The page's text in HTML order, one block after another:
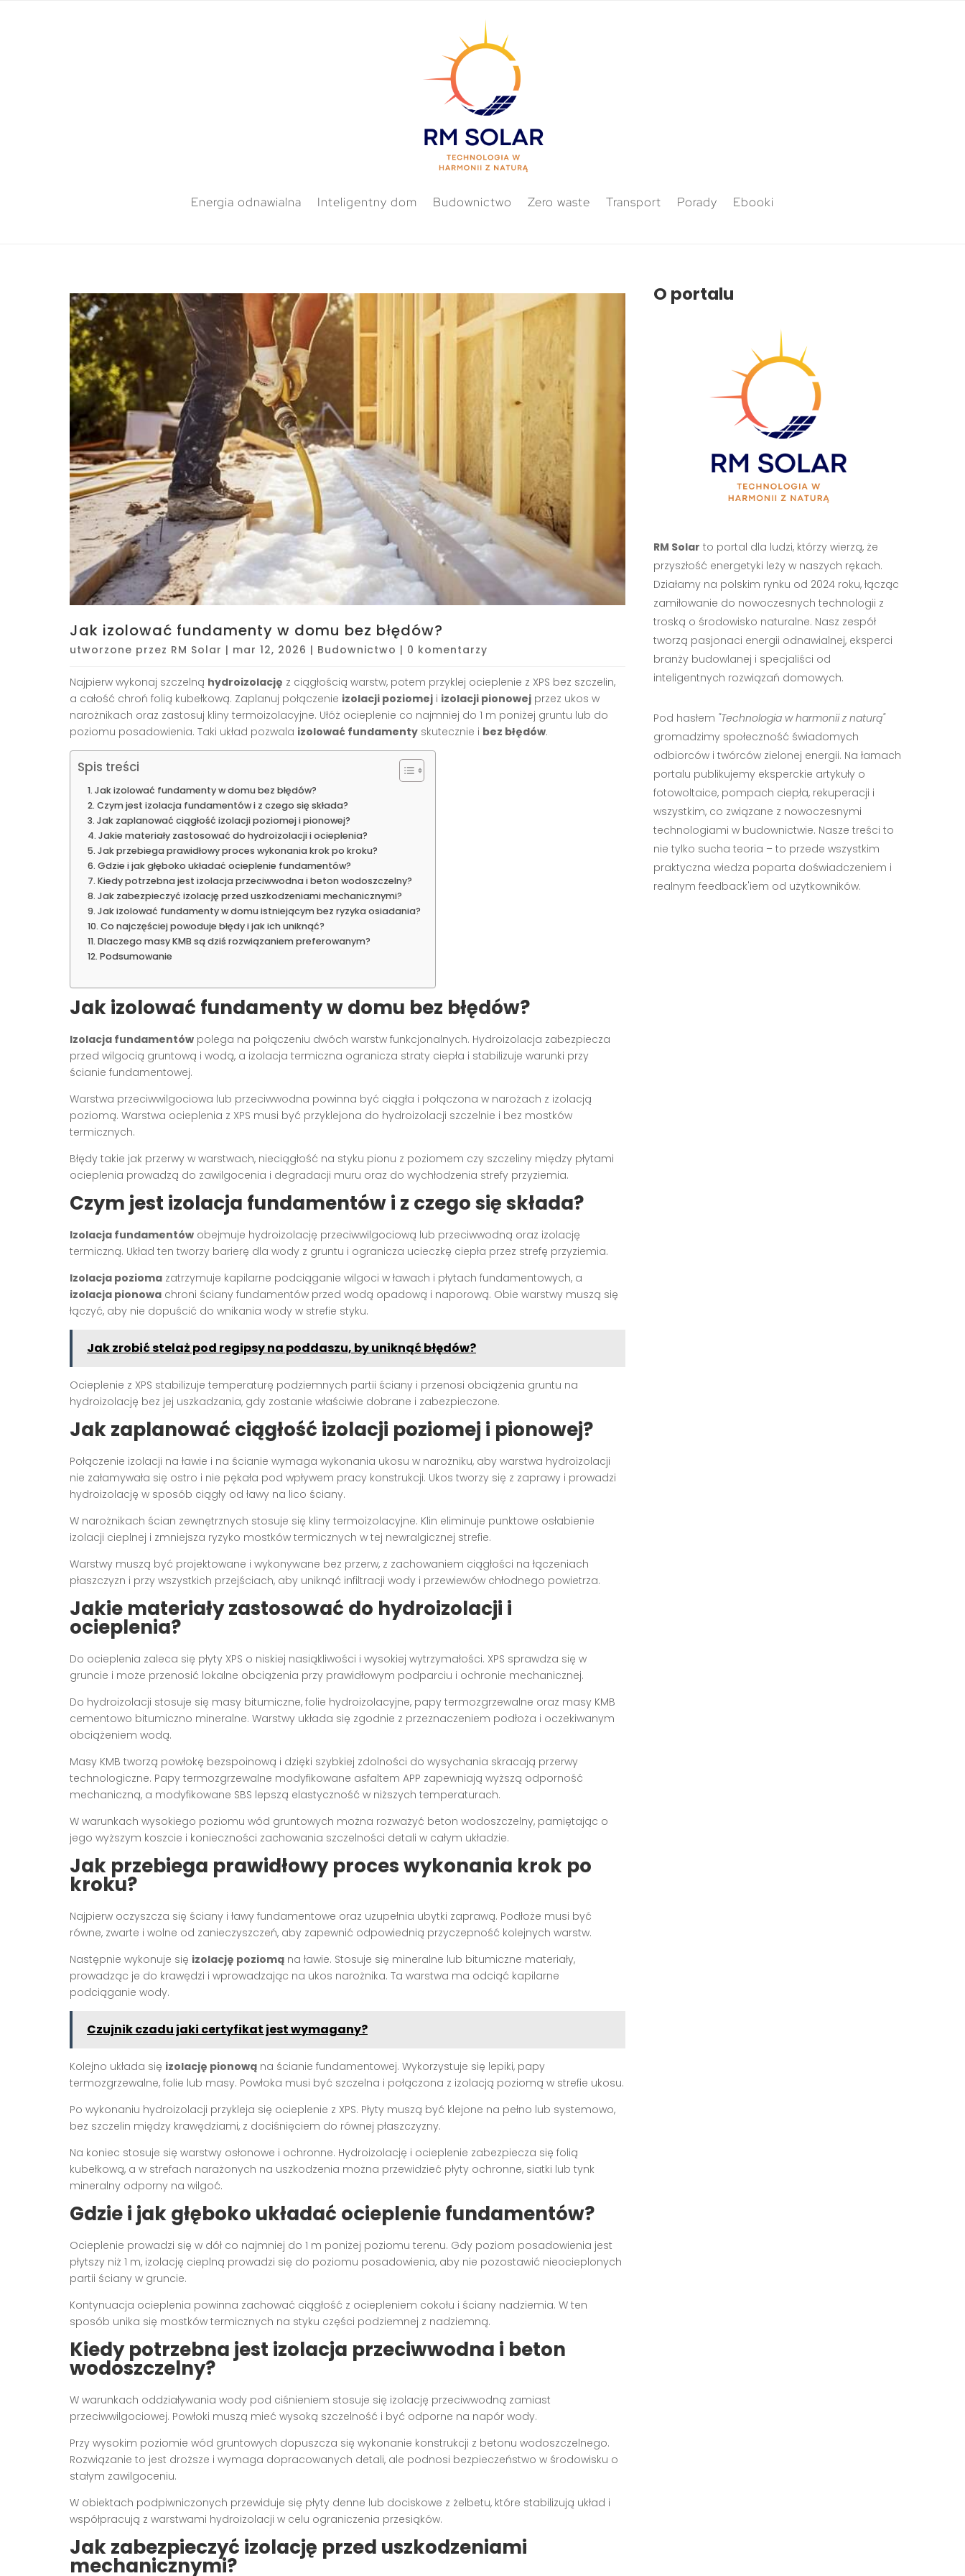
Energia odnawialna Inteligentny dom Budownictwo Zero waste Transport Porady Ebooki
Jak izolować fundamenty w domu bez błędów?
utworzone przez RM Solar | mar 12, 2026 | Budownictwo | 0 komentarzy
Najpierw wykonaj szczelną hydroizolację z ciągłością warstw, potem przyklej ocieplenie z XPS bez szczelin,
a całość chroń folią kubełkową. Zaplanuj połączenie izolacji poziomej i izolacji pionowej przez ukos w
narożnikach oraz zastosuj kliny termoizolacyjne. Ułóż ocieplenie co najmniej do 1 m poniżej gruntu lub do
poziomu posadowienia. Taki układ pozwala izolować fundamenty skutecznie i bez błędów.
Spis treści
Jak izolować fundamenty w domu bez błędów?
Czym jest izolacja fundamentów i z czego się składa?
Jak zaplanować ciągłość izolacji poziomej i pionowej?
Jakie materiały zastosować do hydroizolacji i ocieplenia?
Jak przebiega prawidłowy proces wykonania krok po kroku?
Gdzie i jak głęboko układać ocieplenie fundamentów?
Kiedy potrzebna jest izolacja przeciwwodna i beton wodoszczelny?
Jak zabezpieczyć izolację przed uszkodzeniami mechanicznymi?
Jak izolować fundamenty w domu istniejącym bez ryzyka osiadania?
Co najczęściej powoduje błędy i jak ich uniknąć?
Dlaczego masy KMB są dziś rozwiązaniem preferowanym?
Podsumowanie
Jak izolować fundamenty w domu bez błędów?
Izolacja fundamentów polega na połączeniu dwóch warstw funkcjonalnych. Hydroizolacja zabezpiecza
przed wilgocią gruntową i wodą, a izolacja termiczna ogranicza straty ciepła i stabilizuje warunki przy
ścianie fundamentowej.
Warstwa przeciwwilgociowa lub przeciwwodna powinna być ciągła i połączona w narożach z izolacją
poziomą. Warstwa ocieplenia z XPS musi być przyklejona do hydroizolacji szczelnie i bez mostków
termicznych.
Błędy takie jak przerwy w warstwach, nieciągłość na styku pionu z poziomem czy szczeliny między płytami
ocieplenia prowadzą do zawilgocenia i degradacji muru oraz do wychłodzenia strefy przyziemia.
Czym jest izolacja fundamentów i z czego się składa?
Izolacja fundamentów obejmuje hydroizolację przeciwwilgociową lub przeciwwodną oraz izolację
termiczną. Układ ten tworzy barierę dla wody z gruntu i ogranicza ucieczkę ciepła przez strefę przyziemia.
Izolacja pozioma zatrzymuje kapilarne podciąganie wilgoci w ławach i płytach fundamentowych, a
izolacja pionowa chroni ściany fundamentów przed wodą opadową i naporową. Obie warstwy muszą się
łączyć, aby nie dopuścić do wnikania wody w strefie styku.
Jak zrobić stelaż pod regipsy na poddaszu, by uniknąć błędów?
Ocieplenie z XPS stabilizuje temperaturę podziemnych partii ściany i przenosi obciążenia gruntu na
hydroizolację bez jej uszkadzania, gdy zostanie właściwie dobrane i zabezpieczone.
Jak zaplanować ciągłość izolacji poziomej i pionowej?
Połączenie izolacji na ławie i na ścianie wymaga wykonania ukosu w narożniku, aby warstwa hydroizolacji
nie załamywała się ostro i nie pękała pod wpływem pracy konstrukcji. Ukos tworzy się z zaprawy i prowadzi
hydroizolację w sposób ciągły od ławy na lico ściany.
W narożnikach ścian zewnętrznych stosuje się kliny termoizolacyjne. Klin eliminuje punktowe osłabienie
izolacji cieplnej i zmniejsza ryzyko mostków termicznych w tej newralgicznej strefie.
Warstwy muszą być projektowane i wykonywane bez przerw, z zachowaniem ciągłości na łączeniach
płaszczyzn i przy wszystkich przejściach, aby uniknąć infiltracji wody i przewiewów chłodnego powietrza.
Jakie materiały zastosować do hydroizolacji i
ocieplenia?
Do ocieplenia zaleca się płyty XPS o niskiej nasiąkliwości i wysokiej wytrzymałości. XPS sprawdza się w
gruncie i może przenosić lokalne obciążenia przy prawidłowym podparciu i ochronie mechanicznej.
Do hydroizolacji stosuje się masy bitumiczne, folie hydroizolacyjne, papy termozgrzewalne oraz masy KMB
cementowo bitumiczno mineralne. Warstwy układa się zgodnie z przeznaczeniem podłoża i oczekiwanym
obciążeniem wodą.
Masy KMB tworzą powłokę bezspoinową i dzięki szybkiej zdolności do wysychania skracają przerwy
technologiczne. Papy termozgrzewalne modyfikowane asfaltem APP zapewniają wyższą odporność
mechaniczną, a modyfikowane SBS lepszą elastyczność w niższych temperaturach.
W warunkach wysokiego poziomu wód gruntowych można rozważyć beton wodoszczelny, pamiętając o
jego wyższym koszcie i konieczności zachowania szczelności detali w całym układzie.
Jak przebiega prawidłowy proces wykonania krok po
kroku?
Najpierw oczyszcza się ściany i ławy fundamentowe oraz uzupełnia ubytki zaprawą. Podłoże musi być
równe, zwarte i wolne od zanieczyszczeń, aby zapewnić odpowiednią przyczepność kolejnych warstw.
Następnie wykonuje się izolację poziomą na ławie. Stosuje się mineralne lub bitumiczne materiały,
prowadząc je do krawędzi i wprowadzając na ukos narożnika. Ta warstwa ma odciąć kapilarne
podciąganie wody.
Czujnik czadu jaki certyfikat jest wymagany?
Kolejno układa się izolację pionową na ścianie fundamentowej. Wykorzystuje się lepiki, papy
termozgrzewalne, folie lub masy. Powłoka musi być szczelna i połączona z izolacją poziomą w strefie ukosu.
Po wykonaniu hydroizolacji przykleja się ocieplenie z XPS. Płyty muszą być klejone na pełno lub systemowo,
bez szczelin między krawędziami, z dociśnięciem do równej płaszczyzny.
Na koniec stosuje się warstwy osłonowe i ochronne. Hydroizolację i ocieplenie zabezpiecza się folią
kubełkową, a w strefach narażonych na uszkodzenia można przewidzieć płyty ochronne, siatki lub tynk
mineralny odporny na wilgoć.
Gdzie i jak głęboko układać ocieplenie fundamentów?
Ocieplenie prowadzi się w dół co najmniej do 1 m poniżej poziomu terenu. Gdy poziom posadowienia jest
płytszy niż 1 m, izolację cieplną prowadzi się do poziomu posadowienia, aby nie pozostawić nieocieplonych
partii ściany w gruncie.
Kontynuacja ocieplenia powinna zachować ciągłość z ociepleniem cokołu i ściany nadziemia. W ten
sposób unika się mostków termicznych na styku części podziemnej z nadziemną.
Kiedy potrzebna jest izolacja przeciwwodna i beton
wodoszczelny?
W warunkach oddziaływania wody pod ciśnieniem stosuje się izolację przeciwwodną zamiast
przeciwwilgociowej. Powłoki muszą mieć wysoką szczelność i być odporne na napór wody.
Przy wysokim poziomie wód gruntowych dopuszcza się wykonanie konstrukcji z betonu wodoszczelnego.
Rozwiązanie to jest droższe i wymaga dopracowanych detali, ale podnosi bezpieczeństwo w środowisku o
stałym zawilgoceniu.
W obiektach podpiwniczonych przewiduje się płyty denne lub dociskowe z żelbetu, które stabilizują układ i
współpracują z warstwami hydroizolacji w celu ograniczenia przesiąków.
Jak zabezpieczyć izolację przed uszkodzeniami
mechanicznymi?
O portalu
RM Solar to portal dla ludzi, którzy wierzą, że
przyszłość energetyki leży w naszych rękach.
Działamy na polskim rynku od 2024 roku, łącząc
zamiłowanie do nowoczesnych technologii z
troską o środowisko naturalne. Nasz zespół
tworzą pasjonaci energii odnawialnej, eksperci
branży budowlanej i specjaliści od
inteligentnych rozwiązań domowych.
Pod hasłem "Technologia w harmonii z naturą"
gromadzimy społeczność świadomych
odbiorców i twórców zielonej energii. Na łamach
portalu publikujemy eksperckie artykuły o
fotowoltaice, pompach ciepła, rekuperacji i
wszystkim, co związane z nowoczesnymi
technologiami w budownictwie. Nasze treści to
nie tylko sucha teoria – to przede wszystkim
praktyczna wiedza poparta doświadczeniem i
realnym feedback'iem od użytkowników.